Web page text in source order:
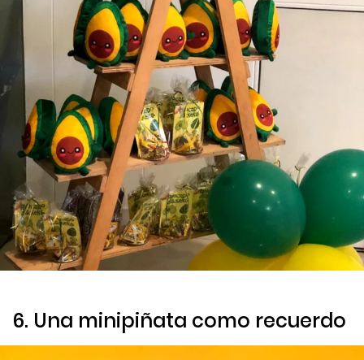
6. Una minipiñata como recuerdo